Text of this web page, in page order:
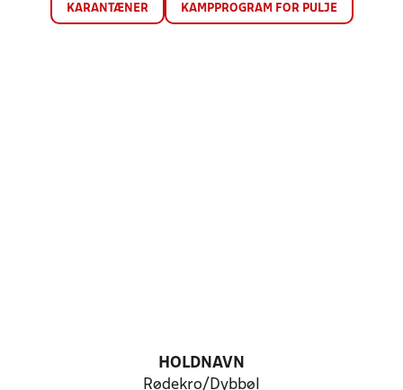
KARANTÆNER KAMPPROGRAM FOR PULJE
HOLDNAVN
Rødekro/Dybbøl